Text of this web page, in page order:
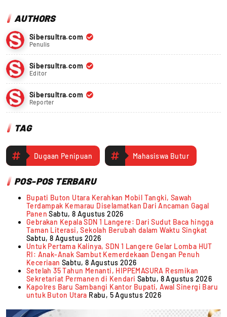
AUTHORS
Sibersultra.com
Penulis
Sibersultra.com
Editor
Sibersultra.com
Reporter
TAG
Dugaan Penipuan Mahasiswa Butur
POS-POS TERBARU
Bupati Buton Utara Kerahkan Mobil Tangki, Sawah
Terdampak Kemarau Diselamatkan Dari Ancaman Gagal
Panen Sabtu, 8 Agustus 2026
Gebrakan Kepala SDN 1 Langere: Dari Sudut Baca hingga
Taman Literasi, Sekolah Berubah dalam Waktu Singkat
Sabtu, 8 Agustus 2026
Untuk Pertama Kalinya, SDN 1 Langere Gelar Lomba HUT
RI: Anak-Anak Sambut Kemerdekaan Dengan Penuh
Keceriaan Sabtu, 8 Agustus 2026
Setelah 35 Tahun Menanti, HIPPEMASURA Resmikan
Sekretariat Permanen di Kendari Sabtu, 8 Agustus 2026
Kapolres Baru Sambangi Kantor Bupati, Awal Sinergi Baru
untuk Buton Utara Rabu, 5 Agustus 2026